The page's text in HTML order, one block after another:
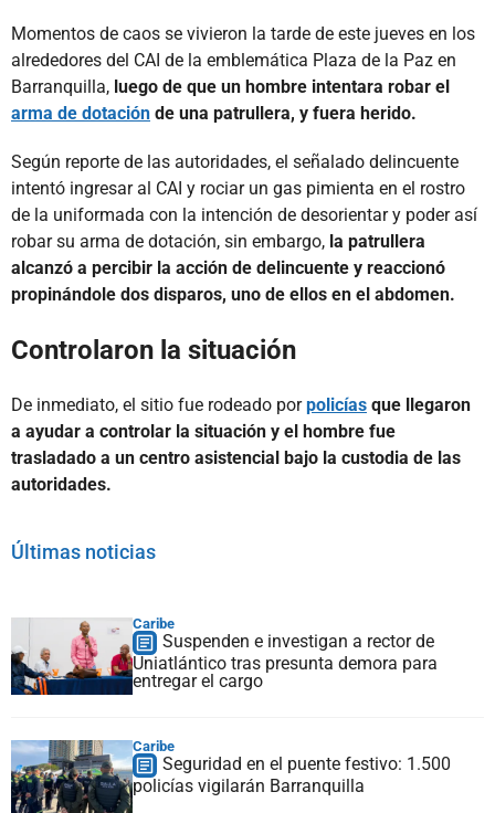
Momentos de caos se vivieron la tarde de este jueves en los
alrededores del CAI de la emblemática Plaza de la Paz en
Barranquilla, luego de que un hombre intentara robar el
arma de dotación de una patrullera, y fuera herido.
Según reporte de las autoridades, el señalado delincuente
intentó ingresar al CAI y rociar un gas pimienta en el rostro
de la uniformada con la intención de desorientar y poder así
robar su arma de dotación, sin embargo, la patrullera
alcanzó a percibir la acción de delincuente y reaccionó
propinándole dos disparos, uno de ellos en el abdomen.
Controlaron la situación
De inmediato, el sitio fue rodeado porpolicías que llegaron
a ayudar a controlar la situación y el hombre fue
trasladado a un centro asistencial bajo la custodia de las
autoridades.
Últimas noticias
Caribe
Suspenden e investigan a rector de
Uniatlántico tras presunta demora para
entregar el cargo
Caribe
Seguridad en el puente festivo: 1.500
policías vigilarán Barranquilla